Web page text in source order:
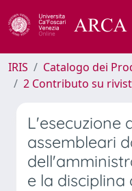
IRIS
Catalogo dei
2 Contributo su
L'esecuzione
assembleari
e la disciplina